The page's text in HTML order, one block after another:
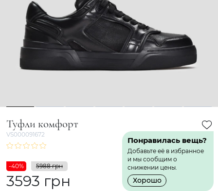
1 2 3 4 5 6 7
Туфли комфорт
VS000091672
Понравилась вещь?
Добавьте её в избранное
и мы сообщим о
снижении цены.
Хорошо
-40% 5988 грн
3593 грн